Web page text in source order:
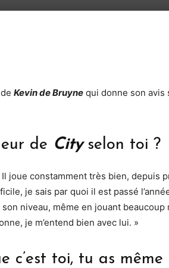
Kevin de Bruyne qui donne son avis
de Cityselon toi ?
joue constamment très bien, depuis
je sais par quoi il est passé
niveau, même en jouant beaucoup
je m’entend bien avec lui. »
toi, tu as même